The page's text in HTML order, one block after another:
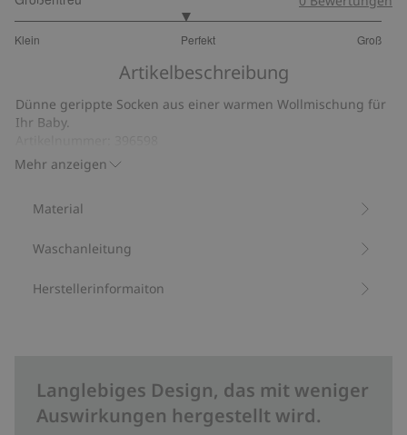
Klein Perfekt Groß
von
28
Bewertungen
Artikelbeschreibung
Mehr anzeigen
Dünne gerippte Socken aus einer warmen Wollmischung für
Ihr Baby.
RWS-zertifizierte Wollmischung
Material
Waschanleitung
Herstellerinformaiton
Langlebiges Design, das mit weniger
Auswirkungen hergestellt wird.